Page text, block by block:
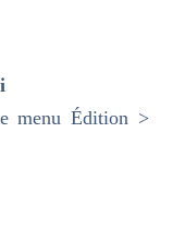
menu Édition >